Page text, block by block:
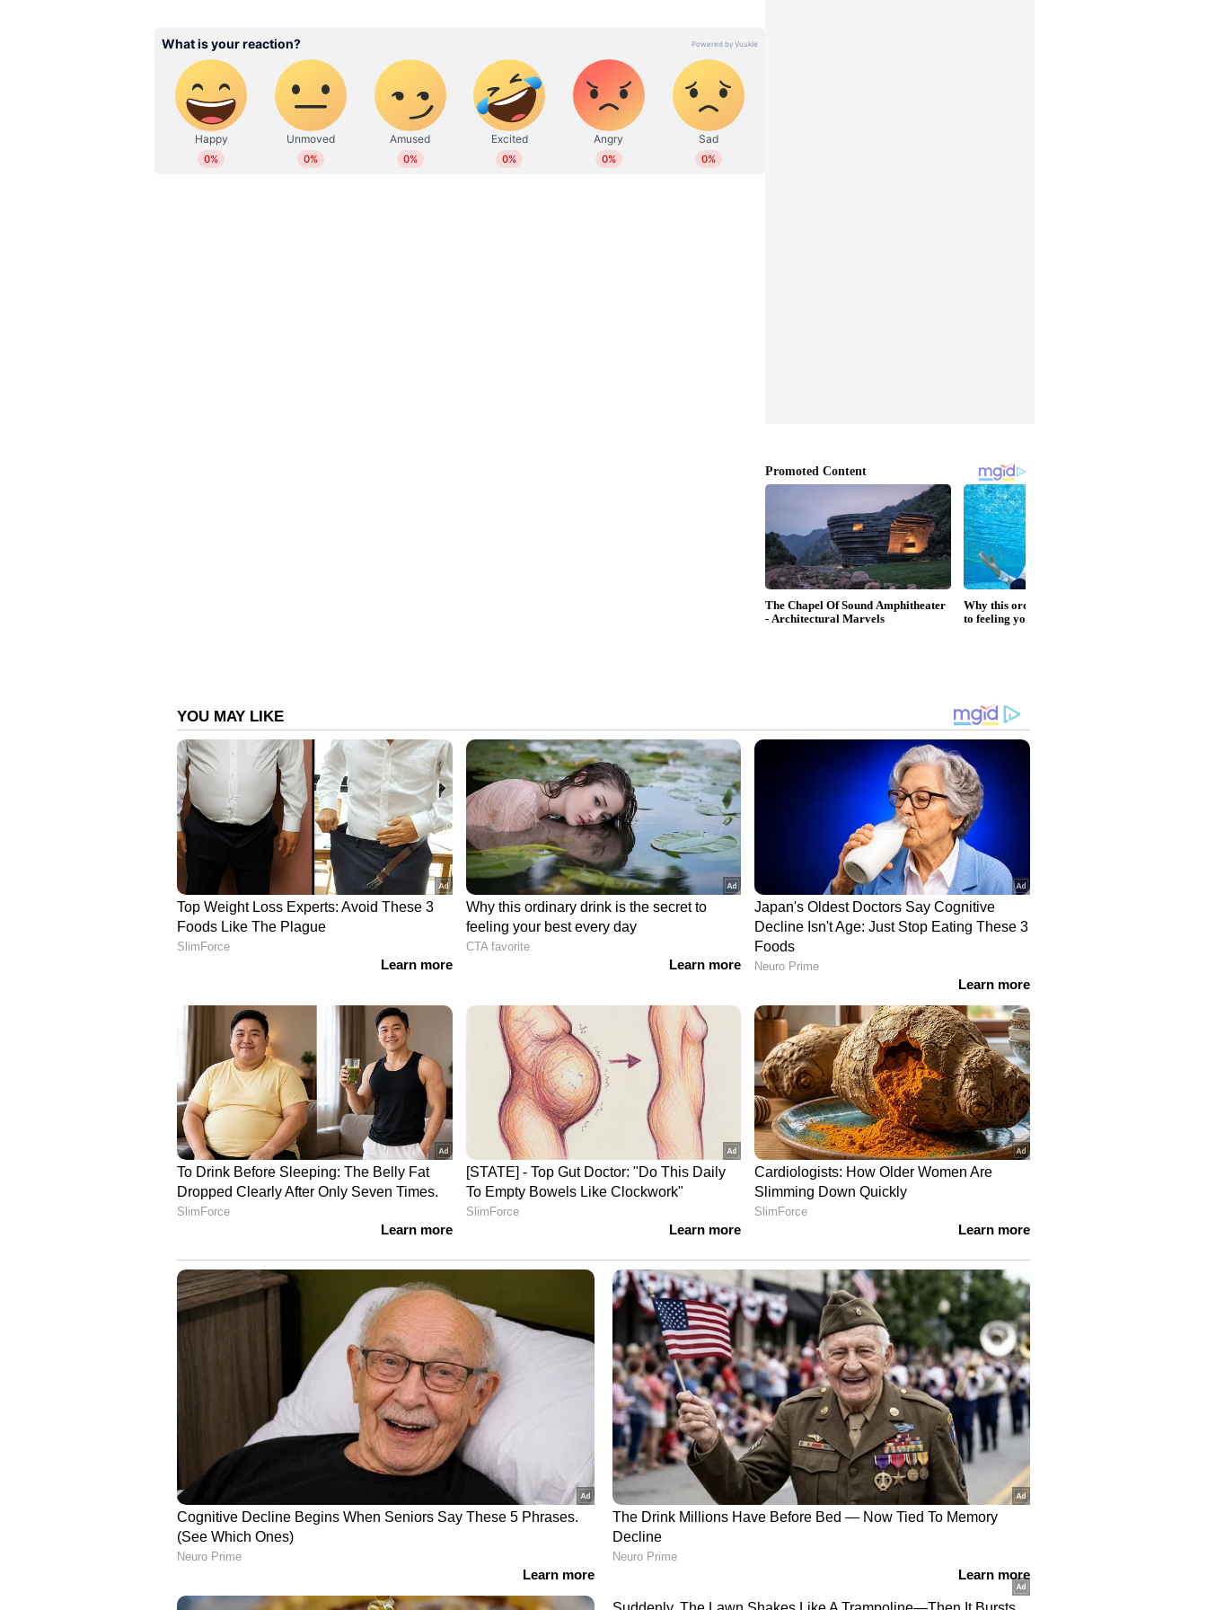
'തുടക്കത്തിൽ വലിയ തുക നൽകുന്ന ക്ലയന്റുകളെ മാത്രം ലഭിക്കാനായി ശ്രമിക്കരുത്.
കേൾക്കുമ്പോൾ വിചിത്രമായി തോന്നാം, പക്ഷേ കുറഞ്ഞ തുക നൽകുന്ന
ക്ലയന്റുകളാണ് സ്കേലബിൾ സിസ്റ്റം കെട്ടിപ്പടുക്കുന്നതിനെക്കുറിച്ച് എന്നെ കൂടുതൽ
പഠിപ്പിച്ചത്' എന്നും യുവാവ് പറയുന്നു. അവസാനമായി, തുടക്കക്കാർ തങ്ങളുടെ
ജോലിയുടെ ഫലം കൃത്യമായി കണക്കാക്കണം, അത് ക്ലയന്റിന്റെ ലാഭവുമായി
ബന്ധിപ്പിച്ചു കാണിക്കണം, എങ്കിൽ മാത്രമേ തങ്ങൾ ചെയ്യുന്ന ജോലിയുടെ ദീർഘകാല
ഗുണം ക്ലയന്റിന് ബോധ്യപ്പെടൂ എന്നും യുവാവ് ഉപദേശിക്കുന്നു. പോസ്റ്റ്
വൈറലായതോടെ, സ്വന്തമായി ബിസിനസ്സ് തുടങ്ങാൻ ധീരത കാണിച്ച
എക്സിക്യൂട്ടീവിനെ പ്രശംസിച്ച് നിരവധിപ്പേരാണ് കമന്റുകളുമായി എത്തിയത്.